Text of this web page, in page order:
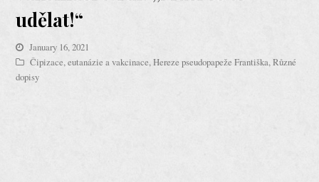
udělat!“
January 16, 2021
Čipizace, eutanázie a vakcinace,Hereze pseudopapeže Františka,Různé
dopisy